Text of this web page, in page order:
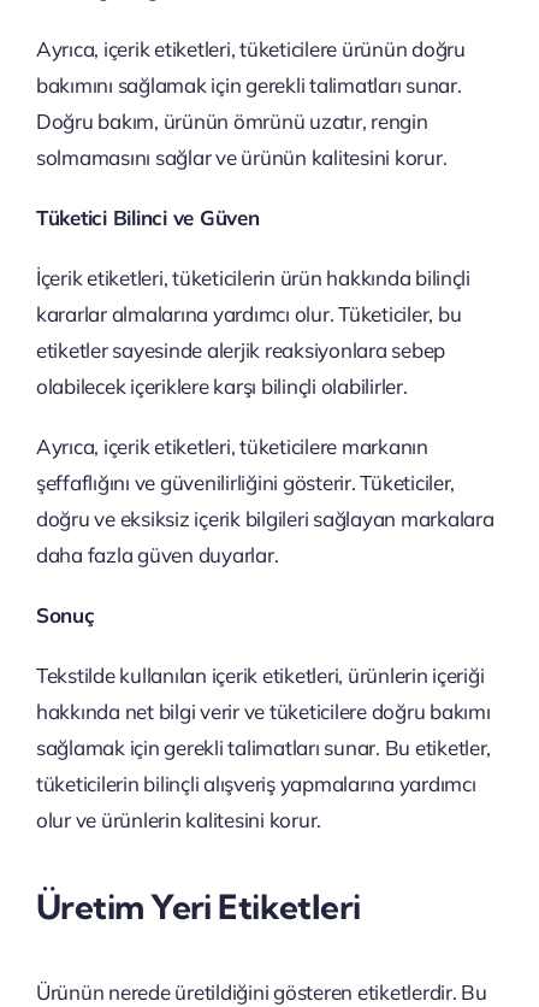
Ayrıca, içerik etiketleri, tüketicilere ürünün doğru
bakımını sağlamak için gerekli talimatları sunar.
Doğru bakım, ürünün ömrünü uzatır, rengin
solmamasını sağlar ve ürünün kalitesini korur.
Tüketici Bilinci ve Güven
İçerik etiketleri, tüketicilerin ürün hakkında bilinçli
kararlar almalarına yardımcı olur. Tüketiciler, bu
etiketler sayesinde alerjik reaksiyonlara sebep
olabilecek içeriklere karşı bilinçli olabilirler.
Ayrıca, içerik etiketleri, tüketicilere markanın
şeffaflığını ve güvenilirliğini gösterir. Tüketiciler,
doğru ve eksiksiz içerik bilgileri sağlayan markalara
daha fazla güven duyarlar.
Sonuç
Tekstilde kullanılan içerik etiketleri, ürünlerin içeriği
hakkında net bilgi verir ve tüketicilere doğru bakımı
sağlamak için gerekli talimatları sunar. Bu etiketler,
tüketicilerin bilinçli alışveriş yapmalarına yardımcı
olur ve ürünlerin kalitesini korur.
Üretim Yeri Etiketleri
Ürünün nerede üretildiğini gösteren etiketlerdir. Bu